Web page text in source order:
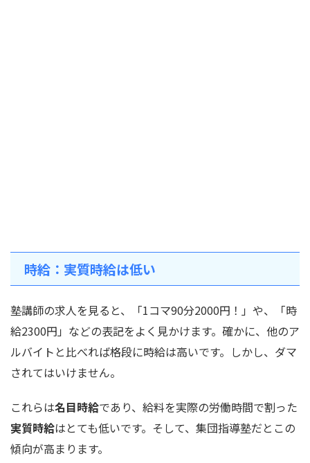
時給：実質時給は低い
塾講師の求人を見ると、「1コマ90分2000円！」や、「時
給2300円」などの表記をよく見かけます。確かに、他のア
ルバイトと比べれば格段に時給は高いです。しかし、ダマ
されてはいけません。
これらは名目時給であり、給料を実際の労働時間で割った
実質時給はとても低いです。そして、集団指導塾だとこの
傾向が高まります。